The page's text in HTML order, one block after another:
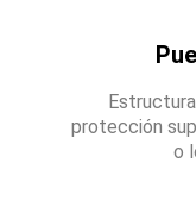
protección
o